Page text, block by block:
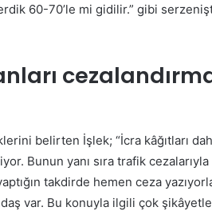
60-70’le mi gidilir.” gibi
belirten İşlek; “İcra kâğıtları
Bunun yanı sıra trafik
takdirde hemen ceza
var. Bu konuyla ilgili çok